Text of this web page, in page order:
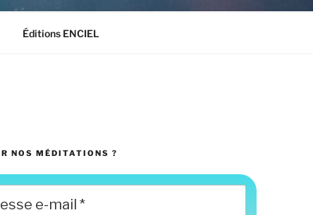
Éditions ENCIEL
NOS MÉDITATIONS ?